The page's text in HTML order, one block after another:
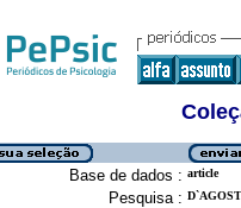
Base de dados : article
Pesquisa :